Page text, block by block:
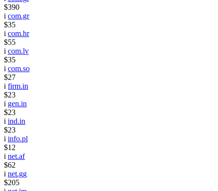
$390
i com.gr
$35
i com.hr
$55
i com.lv
$35
i com.so
$27
i firm.in
$23
i gen.in
$23
i ind.in
$23
i info.pl
$12
i net.af
$62
i net.gg
$205